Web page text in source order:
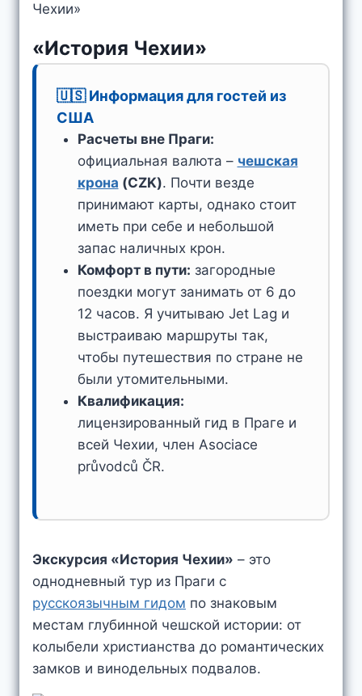
Чехии»
«История Чехии»
🇺🇸 Информация для гостей из
США
Расчеты вне Праги:
официальная валюта – чешская
крона (CZK). Почти везде
принимают карты, однако стоит
иметь при себе и небольшой
запас наличных крон.
Комфорт в пути: загородные
поездки могут занимать от 6 до
12 часов. Я учитываю Jet Lag и
выстраиваю маршруты так,
чтобы путешествия по стране не
были утомительными.
Квалификация:
лицензированный гид в Праге и
всей Чехии, член Asociace
průvodců ČR.
Экскурсия «История Чехии» – это
однодневный тур из Праги с
русскоязычным гидом по знаковым
местам глубинной чешской истории: от
колыбели христианства до романтических
замков и винодельных подвалов.